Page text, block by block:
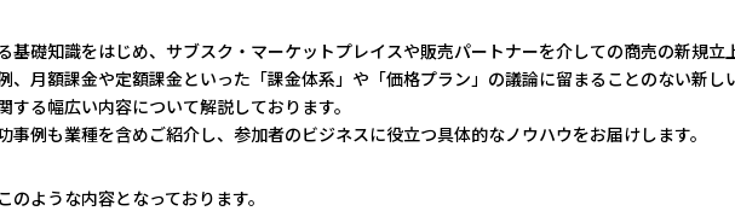
基礎知識をはじめ、サブスク・マーケットプレイスや販売パートナーを介しての商売の新規
、月額課金や定額課金といった「課金体系」や「価格プラン」の議論に留まることのない新
する幅広い内容について解説しております。
事例も業種を含めご紹介し、参加者のビジネスに役立つ具体的なノウハウをお届けします。
ような内容となっております。